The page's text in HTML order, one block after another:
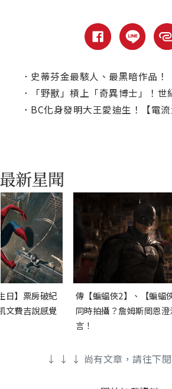
． 史蒂芬金最駭人、最黑暗作品！【禁入
．
「野獸」槓上「奇異博士」！世紀天才戲裡
． BC化身發明大王愛迪生！【電流大戰】
日】票房破紀
文費吉說感覺
傳【蝙蝠俠2】、【蝙蝠
同時拍攝？詹姆斯岡恩澄
言！
↓ ↓ ↓ 尚有文章，請往下